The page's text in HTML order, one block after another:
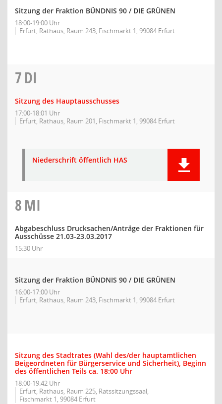
Sitzung der Fraktion BÜNDNIS 90 / DIE GRÜNEN
18:00-19:00 Uhr
Erfurt, Rathaus, Raum 243, Fischmarkt 1, 99084 Erfurt
7DI
Sitzung des Hauptausschusses
17:00-18:01 Uhr
Erfurt, Rathaus, Raum 201, Fischmarkt 1, 99084 Erfurt
Niederschrift öffentlich HAS
8MI
Abgabeschluss Drucksachen/Anträge der Fraktionen für
Ausschüsse 21.03-23.03.2017
15:30 Uhr
Sitzung der Fraktion BÜNDNIS 90 / DIE GRÜNEN
16:00-17:00 Uhr
Erfurt, Rathaus, Raum 243, Fischmarkt 1, 99084 Erfurt
Sitzung des Stadtrates (Wahl des/der hauptamtlichen
Beigeordneten für Bürgerservice und Sicherheit), Beginn
des öffentlichen Teils ca. 18:00 Uhr
18:00-19:42 Uhr
Erfurt, Rathaus, Raum 225, Ratssitzungssaal,
Fischmarkt 1, 99084 Erfurt